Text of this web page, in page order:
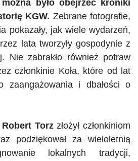
można było obejrzeć kroniki
KGW. Zebrane fotografie,
pokazały, jak wiele wydarzeń,
lata tworzyły gospodynie z
Nie zabrakło również potraw
członkinie Koła, które od lat
zaangażowania i dbałości o
Robert Torz złożył członkiniom
podziękował za wieloletnią
lokalnych tradycji,